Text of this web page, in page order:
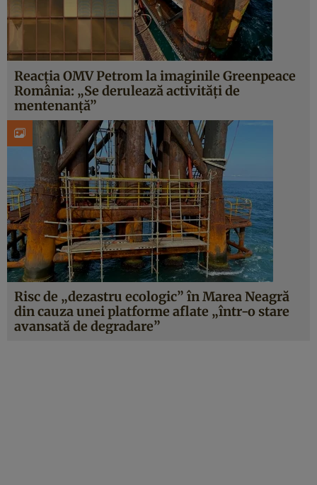
Reacția OMV Petrom la imaginile Greenpeace
România: „Se derulează activități de
mentenanță”
Risc de „dezastru ecologic” în Marea Neagră
din cauza unei platforme aflate „într-o stare
avansată de degradare”